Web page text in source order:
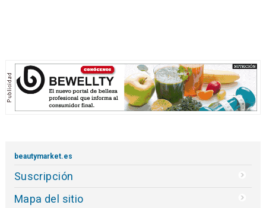
beautymarket.es
Suscripción
Mapa del sitio